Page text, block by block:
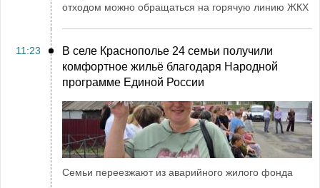
отходом можно обращаться на горячую линию ЖКХ
11:23
В селе Краснополье 24 семьи получили
комфортное жильё благодаря Народной
программе Единой России
Семьи переезжают из аварийного жилого фонда